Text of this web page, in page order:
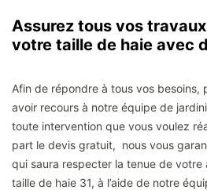
Assurez tous vos
votre taille de haie avec
Afin de répondre à tous vos besoins,
avoir recours à notre équipe de
toute intervention que vous voulez
part le devis gratuit, nous vous
qui saura respecter la tenue de
taille de haie 31, à l’aide de notre